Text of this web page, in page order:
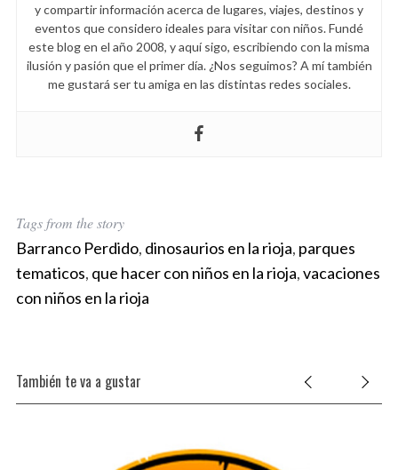
y compartir información acerca de lugares, viajes, destinos y
eventos que considero ideales para visitar con niños. Fundé
este blog en el año 2008, y aquí sigo, escribiendo con la misma
ilusión y pasión que el primer día. ¿Nos seguimos? A mí también
me gustará ser tu amiga en las distintas redes sociales.
Tags from the story
Barranco Perdido, dinosaurios en la rioja, parques
tematicos, que hacer con niños en la rioja,vacaciones
con niños en la rioja
También te va a gustar